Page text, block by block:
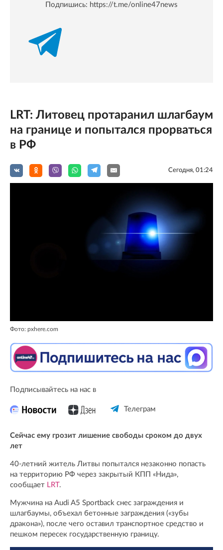
Подпишись: https://t.me/online47news
LRT: Литовец протаранил шлагбаум
на границе и попытался прорваться
в РФ
Сегодня, 01:24
Фото: pxhere.com
Подписывайтесь на нас в
Телеграм
Сейчас ему грозит лишение свободы сроком до двух
лет
40-летний житель Литвы попытался незаконно попасть
на территорию РФ через закрытый КПП «Нида»,
сообщает LRT.
Мужчина на Audi A5 Sportback снес заграждения и
шлагбаумы, объехал бетонные заграждения («зубы
дракона»), после чего оставил транспортное средство и
пешком пересек государственную границу.